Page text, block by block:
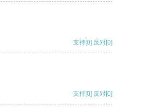
支持[0] 反对[0]
支持[0] 反对[0]